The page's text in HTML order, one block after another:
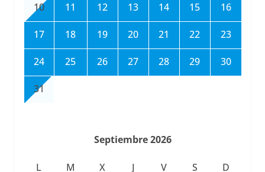
10 11 12 13 14 15 16
17 18 19 20 21 22 23
24 25 26 27 28 29 30
31
Septiembre 2026
L M X J V S D